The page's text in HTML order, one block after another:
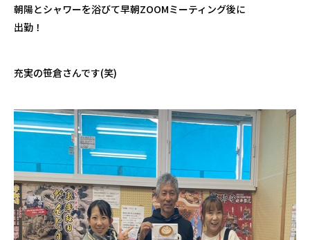
朝陽とシャワーを浴びて早朝ZOOMミーティング後に
出勤！
充実の笹倉さんです(笑)